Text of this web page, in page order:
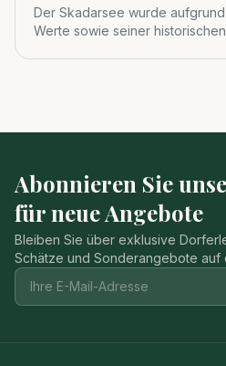
Der Skadarsee wurde
Werte sowie seiner
Abonnieren Sie
für neue Angebote
Bleiben Sie über exklusive
Schätze und Sonderangebote auf